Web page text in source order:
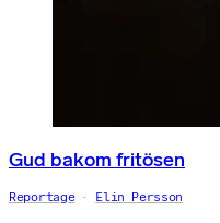
Gud bakom fritösen
Reportage Elin Persson